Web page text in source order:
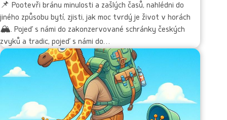
📌 Pootevři bránu minulosti a zašlých časů, nahlédni do
jiného způsobu bytí, zjisti, jak moc tvrdý je život v horách
🏔️. Pojeď s námi do zakonzervované schránky českých
zvyků a tradic, pojeď s námi do…